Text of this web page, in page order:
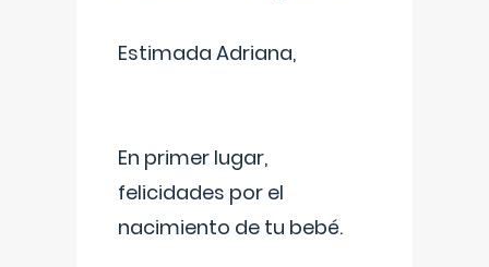
Estimada Adriana,
En primer lugar,
felicidades por el
nacimiento de tu bebé.